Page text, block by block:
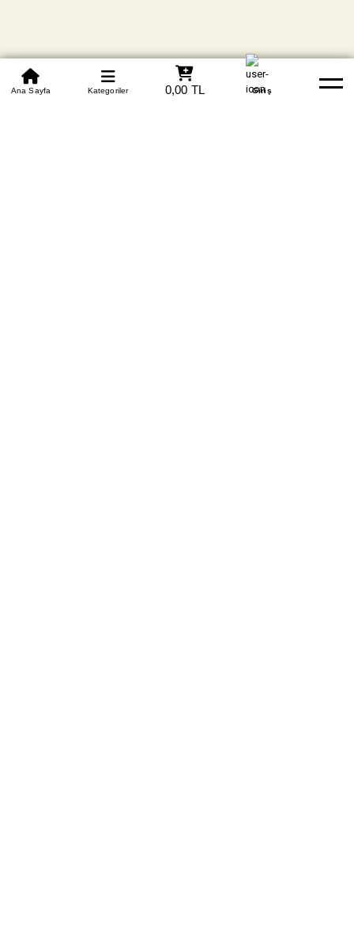
0850 305 09 70
Beden Tablosu Banka Hesapları Whatsapp Yardım
Ana Sayfa Kategoriler 0,00 TL Giriş